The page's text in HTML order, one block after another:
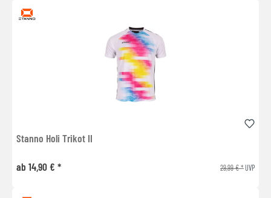
Stanno Holi Trikot II
ab 14,90 € * 29,99 € *UVP